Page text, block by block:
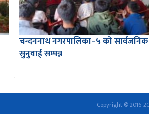
चन्दननाथ नगरपालिका–५ को सार्वजनिक
सुनुवाई सम्पन्न
Copyright © 2016-